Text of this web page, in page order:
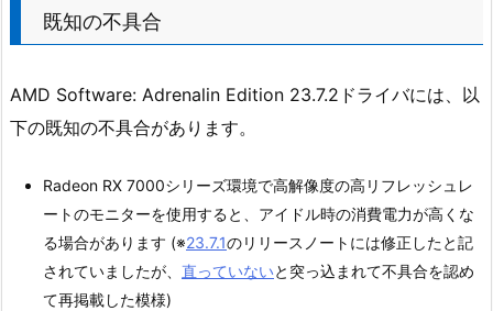
既知の不具合
AMD Software: Adrenalin Edition 23.7.2ドライバには、以
下の既知の不具合があります。
Radeon RX 7000シリーズ環境で高解像度の高リフレッシュレ
ートのモニターを使用すると、アイドル時の消費電力が高くな
る場合があります (※23.7.1のリリースノートには修正したと記
されていましたが、 直っていないと突っ込まれて不具合を認め
て再掲載した模様)